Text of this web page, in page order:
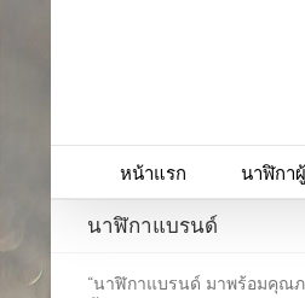
หน้าแรก นาฬิกา
นาฬิกาแบรนด์
“นาฬิกาแบรนด์ มาพร้อมคุณ